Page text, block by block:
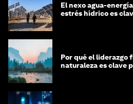
El nexo agua-
estrés hídrico es
Por qué el liderazgo
naturaleza es clave